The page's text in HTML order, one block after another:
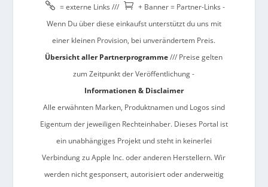
 = externe Links ///  + Banner = Partner-Links -
Wenn Du über diese einkaufst unterstützt du uns mit
einer kleinen Provision, bei unverändertem Preis.
Übersicht aller Partnerprogramme/// Preise gelten
zum Zeitpunkt der Veröffentlichung -
Informationen & Disclaimer
Alle erwähnten Marken, Produktnamen und Logos sind
Eigentum der jeweiligen Rechteinhaber. Dieses Portal ist
ein unabhängiges Projekt und steht in keinerlei
Verbindung zu Apple Inc. oder anderen Herstellern. Wir
werden nicht gesponsert, autorisiert oder anderweitig